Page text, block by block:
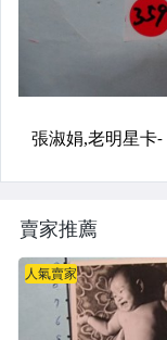
賣家推薦
人氣賣家